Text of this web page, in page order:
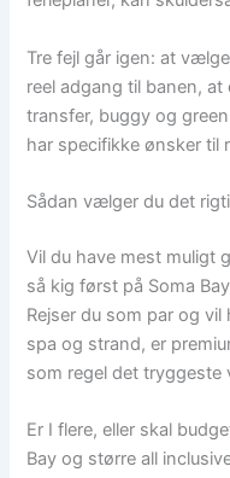
Tre fejl går igen: at
reel adgang til banen,
transfer, buggy og
har specifikke ønsker
Sådan vælger du det
Vil du have mest muligt
så kig først på Soma
Rejser du som par og
spa og strand, er
som regel det tryggeste
Er I flere, eller skal
Bay og større all